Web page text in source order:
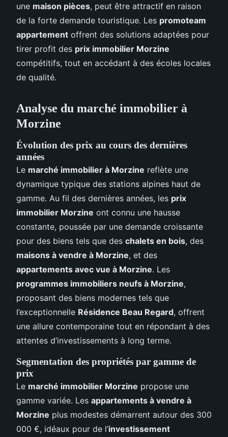
une maison pièces, peut être attractif en raison
de la forte demande touristique. Les promoteam
appartement offrent des solutions adaptées pour
tirer profit des prix immobilier Morzine
compétitifs, tout en accédant à des écoles locales
de qualité.
Analyse du marché immobilier à
Morzine
Évolution des prix au cours des dernières
années
Le marché immobilier à Morzine reflète une
dynamique typique des stations alpines haut de
gamme. Au fil des dernières années, les prix
immobilier Morzine ont connu une hausse
constante, poussée par une demande croissante
pour des biens tels que des chalets en bois, des
maisons à vendre à Morzine, et des
appartements avec vue à Morzine. Les
programmes immobiliers neufs à Morzine,
proposant des biens modernes tels que
l’exceptionnelle Résidence Beau Regard, offrent
une allure contemporaine tout en répondant à des
attentes d’investissements à long terme.
Segmentation des propriétés par gamme de
prix
Le marché immobilier Morzine propose une
gamme variée. Les appartements à vendre à
Morzine plus modestes démarrent autour des 300
000 €, idéaux pour de l’investissement